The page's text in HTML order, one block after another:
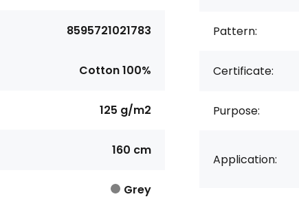
8595721021783
Cotton 100%
125 g/m2
160 cm
Grey
Pattern:
Certificate:
Purpose:
Application: